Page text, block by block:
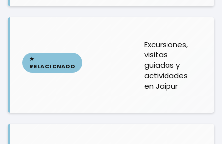
Excursiones,
visitas
guiadas y
actividades
en Jaipur